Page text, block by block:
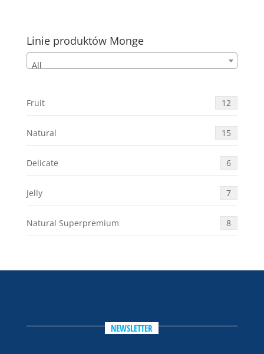
Linie produktów Monge
All
Fruit 12
Natural 15
Delicate 6
Jelly 7
Natural Superpremium 8
NEWSLETTER